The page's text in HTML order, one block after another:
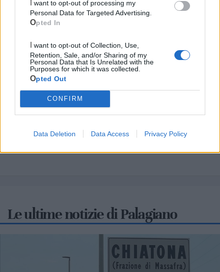
Personal Data for Targeted Advertising.
Opted In
Retention, Sale, and/or Sharing of my
Personal Data that Is Unrelated with the
Purposes for which it was collected.
Opted Out
CONFIRM
Data Deletion Data Access Privacy Policy
Cia Agricoltori Italiani | Puglia - Area Due
Mari
Le ultime notizie di Palagiano